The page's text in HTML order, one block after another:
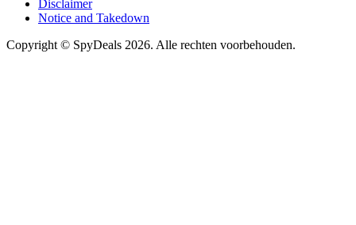
Disclaimer
Notice and Takedown
Copyright © SpyDeals 2026. Alle rechten voorbehouden.